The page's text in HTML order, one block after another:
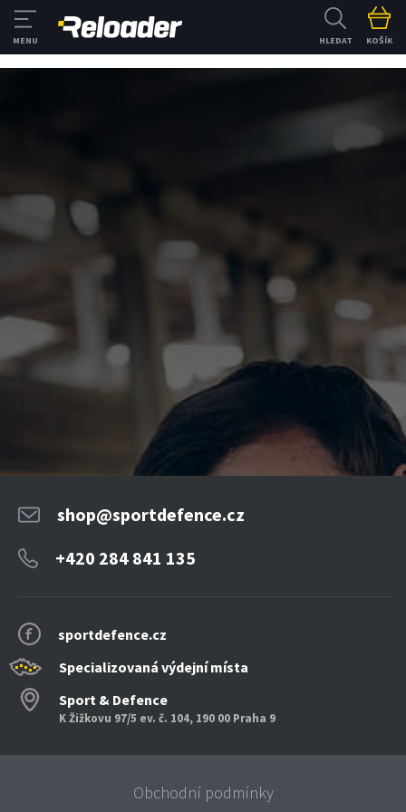
HLEDAT KOŠÍK
sportdefence.cz
Specializovaná výdejní místa
Sport & Defence
K Žižkovu 97/5 ev. č. 104, 190 00 Praha 9
shop@sportdefence.cz
+420 284 841 135
Obchodní podmínky